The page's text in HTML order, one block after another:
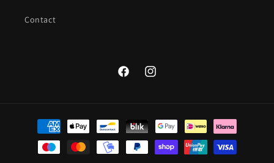
Contact
FacebookInstagram
Betaalmethoden